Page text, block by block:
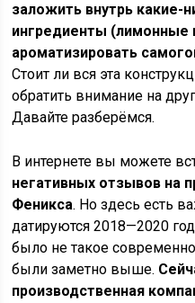
заложить внутрь какие-
ингредиенты (лимонные
ароматизировать
Стоит ли вся эта
обратить внимание на
Давайте разберёмся.
В интернете вы можете
негативных отзывов на
Феникса. Но здесь есть
датируются 2018—2020
было не такое
были заметно выше.
производственная